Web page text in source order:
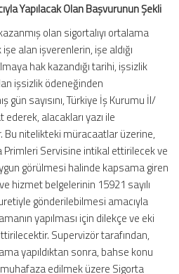
Yapılacak Olan Başvurunun Şekli
olan sigortalıyı ortalama
alan işverenlerin, işe aldığı
hak kazandığı tarihi, işsizlik
işsizlik ödeneğinden
gün sayısını, Türkiye İş Kurumu İl/
alacakları yazı ile
nitelikteki müracaatlar üzerine,
Servisine intikal ettirilecek ve
görülmesi halinde kapsama giren
hizmet belgelerinin 15921 sayılı
gönderilebilmesi amacıyla
yapılması için dilekçe ve eki
Supervizör tarafından,
yapıldıktan sonra, bahse konu
edilmek üzere Sigorta